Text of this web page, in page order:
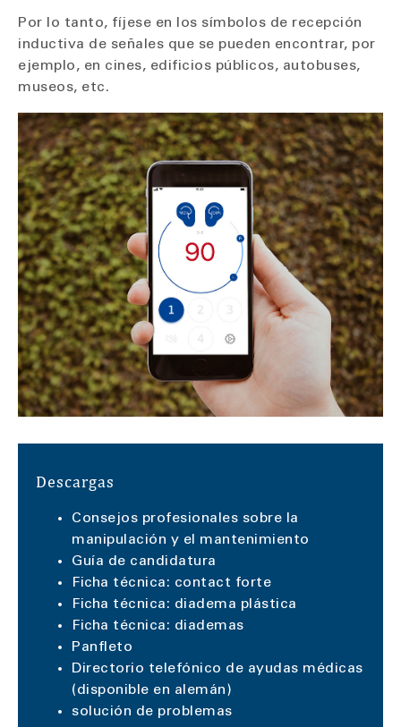
Por lo tanto, fíjese en los símbolos de recepción
inductiva de señales que se pueden encontrar, por
ejemplo, en cines, edificios públicos, autobuses,
museos, etc.
Descargas
Consejos profesionales sobre la
manipulación y el mantenimiento
Guía de candidatura
Ficha técnica: contact forte
Ficha técnica: diadema plástica
Ficha técnica: diademas
Panfleto
Directorio telefónico de ayudas médicas
(disponible en alemán)
solución de problemas